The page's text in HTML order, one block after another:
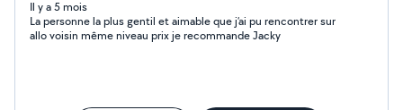
Il y a 5 mois
La personne la plus gentil et aimable que j’ai pu rencontrer sur
allo voisin même niveau prix je recommande Jacky